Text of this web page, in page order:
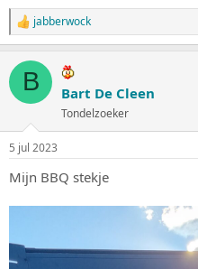
W
a
r
e
i
n
g
e
n
jabberwock
B Bart De Cleen
Tondelzoeker
5 jul 2023
Mijn BBQ stekje